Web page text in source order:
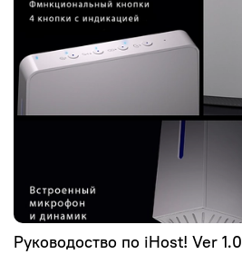
Руководоство по iHost! Ver 1.0